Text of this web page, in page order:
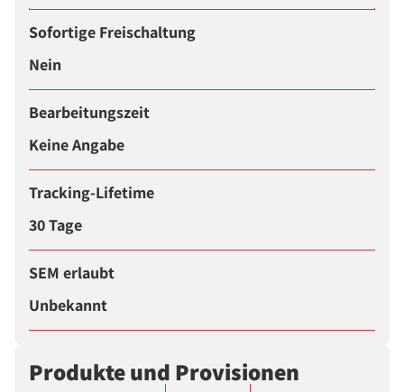
Sofortige Freischaltung
Nein
Bearbeitungszeit
Keine Angabe
Tracking-Lifetime
30 Tage
SEM erlaubt
Unbekannt
Produkte und Provisionen